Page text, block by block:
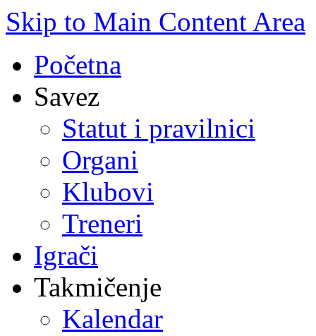
Skip to Main Content Area
Početna
Savez
Statut i pravilnici
Organi
Klubovi
Treneri
Igrači
Takmičenje
Kalendar